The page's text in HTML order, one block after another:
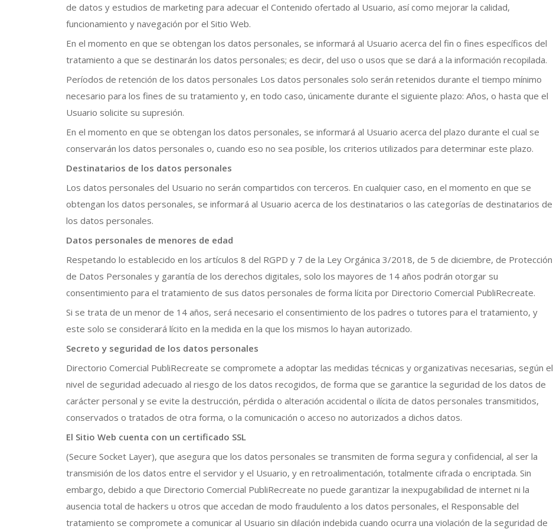
de datos y estudios de marketing para adecuar el Contenido ofertado al Usuario, así como mejorar la calidad,
funcionamiento y navegación por el Sitio Web.
En el momento en que se obtengan los datos personales, se informará al Usuario acerca del fin o fines específicos del
tratamiento a que se destinarán los datos personales; es decir, del uso o usos que se dará a la información recopilada.
Períodos de retención de los datos personales Los datos personales solo serán retenidos durante el tiempo mínimo
necesario para los fines de su tratamiento y, en todo caso, únicamente durante el siguiente plazo: Años, o hasta que el
Usuario solicite su supresión.
En el momento en que se obtengan los datos personales, se informará al Usuario acerca del plazo durante el cual se
conservarán los datos personales o, cuando eso no sea posible, los criterios utilizados para determinar este plazo.
Destinatarios de los datos personales
Los datos personales del Usuario no serán compartidos con terceros. En cualquier caso, en el momento en que se
obtengan los datos personales, se informará al Usuario acerca de los destinatarios o las categorías de destinatarios de
los datos personales.
Datos personales de menores de edad
Respetando lo establecido en los artículos 8 del RGPD y 7 de la Ley Orgánica 3/2018, de 5 de diciembre, de Protección
de Datos Personales y garantía de los derechos digitales, solo los mayores de 14 años podrán otorgar su
consentimiento para el tratamiento de sus datos personales de forma lícita por Directorio Comercial PubliRecreate.
Si se trata de un menor de 14 años, será necesario el consentimiento de los padres o tutores para el tratamiento, y
este solo se considerará lícito en la medida en la que los mismos lo hayan autorizado.
Secreto y seguridad de los datos personales
Directorio Comercial PubliRecreate se compromete a adoptar las medidas técnicas y organizativas necesarias, según el
nivel de seguridad adecuado al riesgo de los datos recogidos, de forma que se garantice la seguridad de los datos de
carácter personal y se evite la destrucción, pérdida o alteración accidental o ilícita de datos personales transmitidos,
conservados o tratados de otra forma, o la comunicación o acceso no autorizados a dichos datos.
El Sitio Web cuenta con un certificado SSL
(Secure Socket Layer), que asegura que los datos personales se transmiten de forma segura y confidencial, al ser la
transmisión de los datos entre el servidor y el Usuario, y en retroalimentación, totalmente cifrada o encriptada. Sin
embargo, debido a que Directorio Comercial PubliRecreate no puede garantizar la inexpugabilidad de internet ni la
ausencia total de hackers u otros que accedan de modo fraudulento a los datos personales, el Responsable del
tratamiento se compromete a comunicar al Usuario sin dilación indebida cuando ocurra una violación de la seguridad de